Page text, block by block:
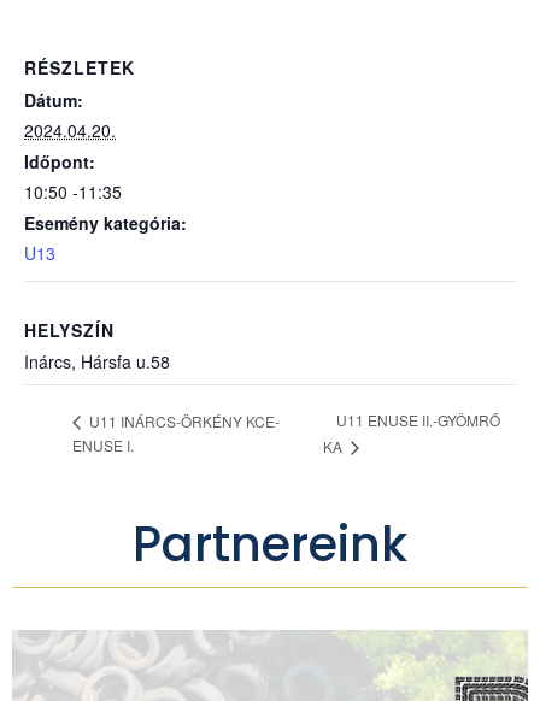
RÉSZLETEK
Dátum:
2024.04.20.
Időpont:
10:50 -11:35
Esemény kategória:
U13
HELYSZÍN
Inárcs, Hársfa u.58
U11 INÁRCS-ÖRKÉNY KCE-
ENUSE I.
U11 ENUSE II.-GYÖMRŐ
KA
Partnereink